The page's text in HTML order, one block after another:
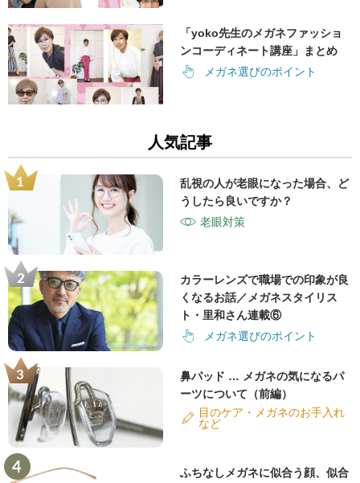
「yoko先生のメガネファッショ
ンコーディネート講座」まとめ
メガネ選びのポイント
人気記事
乱視の人が老眼になった場合、ど
うしたら良いですか？
老眼対策
カラーレンズで職場での印象が良
くなるお話／メガネスタイリス
ト・里和さん連載⑥
メガネ選びのポイント
鼻パッド … メガネの気になるパ
ーツについて（前編）
目のケア・メガネのお手入れ
など
ふちなしメガネに似合う顔、似合